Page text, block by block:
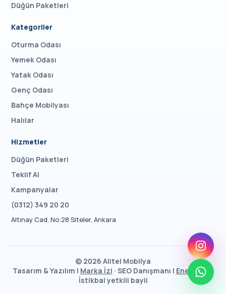
Düğün Paketleri
Kategoriler
Oturma Odası
Yemek Odası
Yatak Odası
Genç Odası
Bahçe Mobilyası
Halılar
Hizmetler
Düğün Paketleri
Teklif Al
Kampanyalar
(0312) 349 20 20
Altınay Cad. No:28 Siteler, Ankara
© 2026 Alitel Mobilya
Tasarım & Yazılım | Marka İzi · SEO Danışmanı | Enes Taşcı
İstikbal yetkili bayii